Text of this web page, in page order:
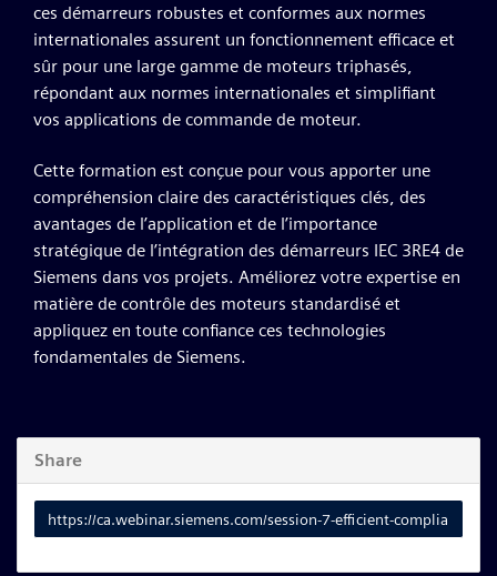
ces démarreurs robustes et conformes aux normes
internationales assurent un fonctionnement efficace et
sûr pour une large gamme de moteurs triphasés,
répondant aux normes internationales et simplifiant
vos applications de commande de moteur.
Cette formation est conçue pour vous apporter une
compréhension claire des caractéristiques clés, des
avantages de l’application et de l’importance
stratégique de l’intégration des démarreurs IEC 3RE4 de
Siemens dans vos projets. Améliorez votre expertise en
matière de contrôle des moteurs standardisé et
appliquez en toute confiance ces technologies
fondamentales de Siemens.
Share
Link
to